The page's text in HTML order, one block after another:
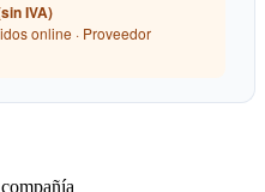
IVA)
online · Proveedor